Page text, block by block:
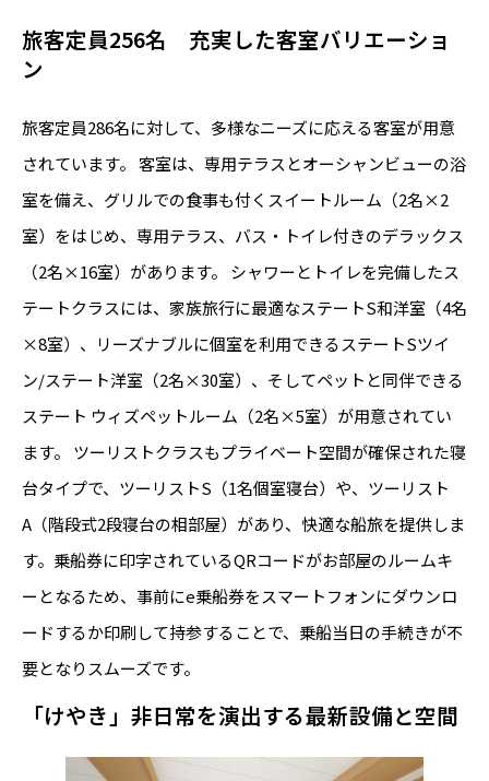
旅客定員256名 充実した客室バリエーショ
ン
旅客定員286名に対して、多様なニーズに応える客室が用意
されています。 客室は、専用テラスとオーシャンビューの浴
室を備え、グリルでの食事も付くスイートルーム（2名×2
室）をはじめ、専用テラス、バス・トイレ付きのデラックス
（2名×16室）があります。 シャワーとトイレを完備したス
テートクラスには、家族旅行に最適なステートS和洋室（4名
×8室）、リーズナブルに個室を利用できるステートSツイ
ン/ステート洋室（2名×30室）、そしてペットと同伴できる
ステート ウィズペットルーム（2名×5室）が用意されてい
ます。 ツーリストクラスもプライベート空間が確保された寝
台タイプで、ツーリストS（1名個室寝台）や、ツーリスト
A（階段式2段寝台の相部屋）があり、快適な船旅を提供しま
す。乗船券に印字されているQRコードがお部屋のルームキ
ーとなるため、事前にe乗船券をスマートフォンにダウンロ
ードするか印刷して持参することで、乗船当日の手続きが不
要となりスムーズです。
「けやき」非日常を演出する最新設備と空間